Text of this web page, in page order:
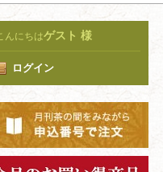
んにちはゲスト 様
ログイン